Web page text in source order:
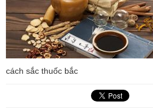
cách sắc thuốc bắc